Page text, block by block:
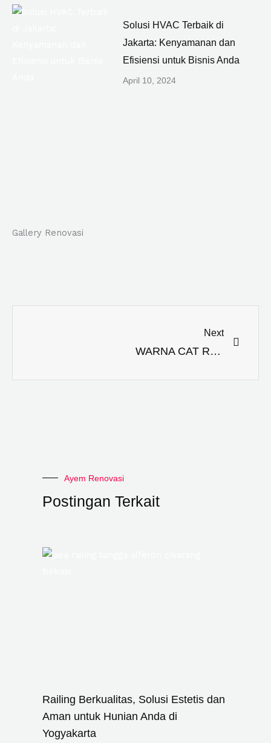
Solusi HVAC Terbaik di
Jakarta: Kenyamanan dan
Efisiensi untuk Bisnis Anda
April 10, 2024
Gallery Renovasi
Next
WARNA CAT RUANG TAMU MINIMALIS: SENTUHAN ESTETIKA YANG MEMIKAT
Ayem Renovasi
Postingan Terkait
Railing Berkualitas, Solusi Estetis dan
Aman untuk Hunian Anda di
Yogyakarta